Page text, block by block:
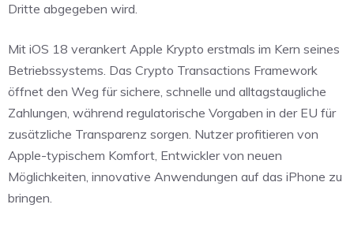
Dritte abgegeben wird.
Mit iOS 18 verankert Apple Krypto erstmals im Kern seines
Betriebssystems. Das Crypto Transactions Framework
öffnet den Weg für sichere, schnelle und alltagstaugliche
Zahlungen, während regulatorische Vorgaben in der EU für
zusätzliche Transparenz sorgen. Nutzer profitieren von
Apple-typischem Komfort, Entwickler von neuen
Möglichkeiten, innovative Anwendungen auf das iPhone zu
bringen.